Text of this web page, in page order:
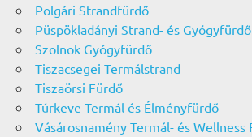
Polgári Strandfürdő
Püspökladányi Strand- és Gyógyfürdő
Szolnok Gyógyfürdő
Tiszacsegei Termálstrand
Tiszaörsi Fürdő
Túrkeve Termál és Élményfürdő
Vásárosnamény Termál- és Wellness